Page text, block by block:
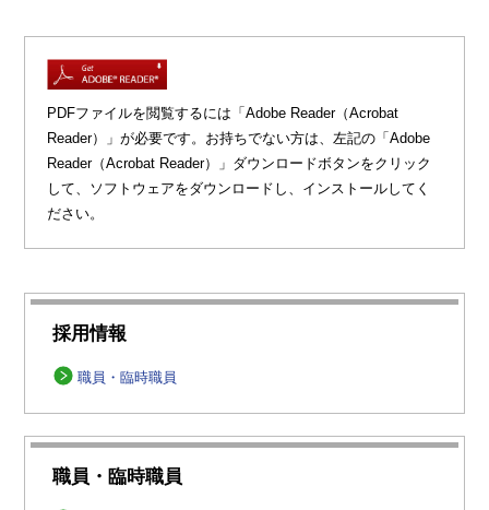
採用情報
職員・臨時職員
職員・臨時職員
PDFファイルを閲覧するには「Adobe Reader（Acrobat
Reader）」が必要です。お持ちでない方は、左記の「Adobe
Reader（Acrobat Reader）」ダウンロードボタンをクリック
して、ソフトウェアをダウンロードし、インストールしてく
ださい。